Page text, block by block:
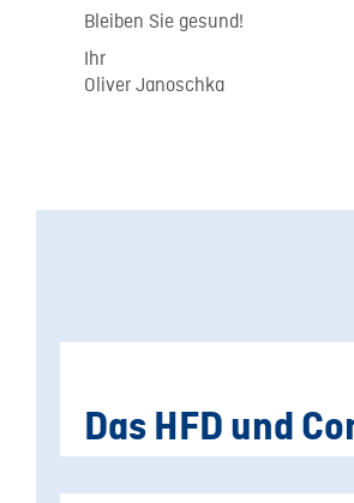
Bleiben Sie gesund!
Ihr
Oliver Janoschka
Das HFD und